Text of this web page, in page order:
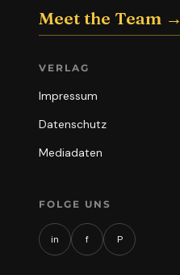
Meet the Team →
VERLAG
Impressum
Datenschutz
Mediadaten
FOLGE UNS
in f P